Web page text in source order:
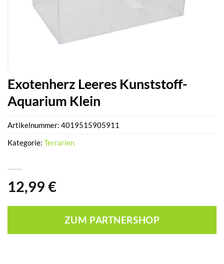
Exotenherz Leeres Kunststoff-
Aquarium Klein
12,99 €
ZUM PARTNERSHOP
Artikelnummer: 4019515905911
Kategorie: Terrarien